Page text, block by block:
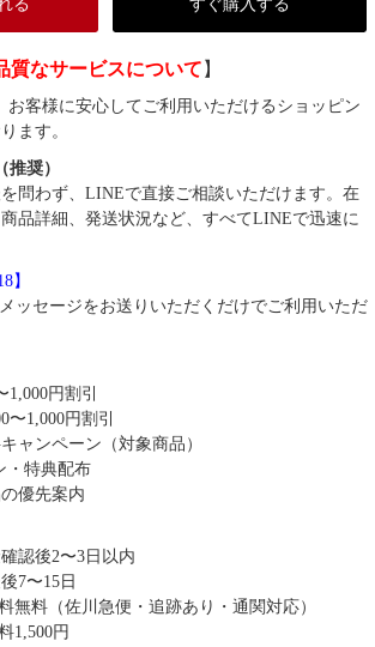
る すぐ購入する
質なサービスについて 】
お客様に安心してご利用いただけるショッピン
ます。
奨）
問わず、LINEで直接ご相談いただけます。在
品詳細、発送状況など、すべてLINEで迅速に
】
ッセージをお送りいただくだけでご利用いただ
1,000円割引
〜1,000円割引
ャンペーン（対象商品）
・特典配布
優先案内
認後2〜3日以内
7〜15日
無料（佐川急便・追跡あり・通関対応）
1,500円